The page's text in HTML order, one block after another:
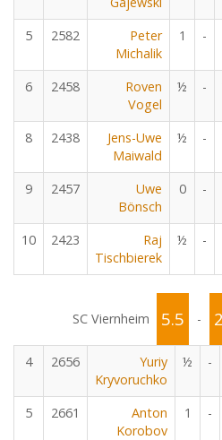
5 2582
Peter
Michalik
1 -
6 2458
Roven
Vogel
½ -
8 2438
Jens-Uwe
Maiwald
½ -
9 2457
Uwe
Bönsch
0 -
10 2423
Raj
Tischbierek
½ -
SC Viernheim 5.5 -
4
2656
Yuriy
Kryvoruchko
½ -
5 2661
Anton
Korobov
1 -